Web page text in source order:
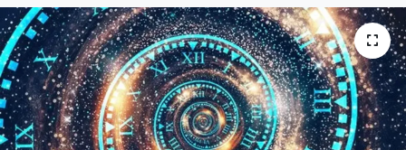
Spor
Teknoloji
Tatil ve Seyahat